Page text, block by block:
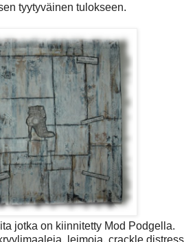
tyytyväinen tulokseen.
jotka on kiinnitetty Mod Podgella.
leimoja, crackle distress